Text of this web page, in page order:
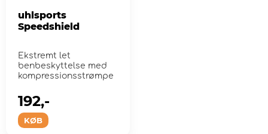
uhlsports
Speedshield
Ekstremt let
benbeskyttelse med
kompressionsstrømpe
KØB
192,-